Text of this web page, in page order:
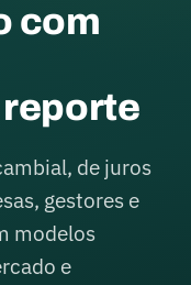
com
de juros
gestores e
modelos
e